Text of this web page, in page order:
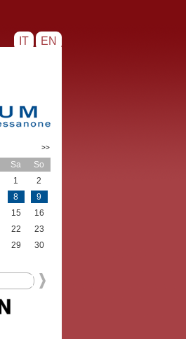
IT EN
>>
Sa
So
1
2
8
9
15
16
22
23
29
30